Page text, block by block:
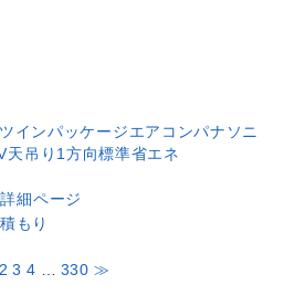
ツインパッケージエアコンパナソニ
天吊り1方向標準省エネ
2 3 4 330 ≫